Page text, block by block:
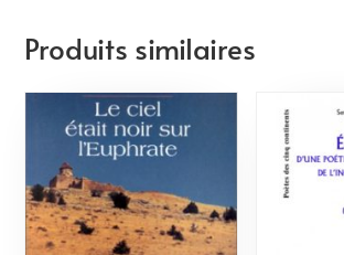
Produits similaires